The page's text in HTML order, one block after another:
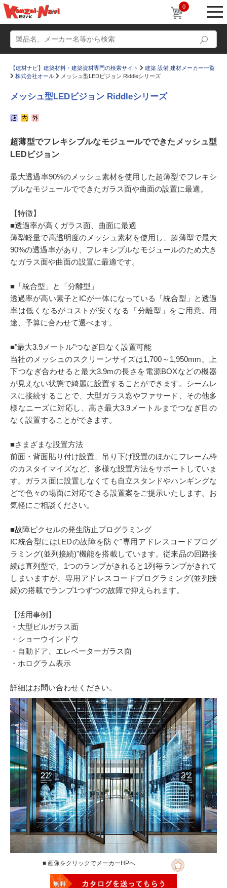
0
かたなび コラム
Q＆A 販売・施工代理店募集
【建材ナビ】建築材料・建築資材専門の検索サイト
建築 設備 建材メーカー一覧
株式会社オール
メッシュ型LEDビジョン Riddleシリーズ
メッシュ型LEDビジョン Riddleシリーズ
超薄型でフレキシブルなモジュールでできたメッシュ型
LEDビジョン
最大透過率90%のメッシュ素材を使用した超薄型でフレキシ
ブルなモジュールでできたガラス面や曲面の設置に最適。
【特徴】
■透過率が高くガラス面、曲面に最適
薄型軽量で高透明度のメッシュ素材を使用し、超薄型で最大
90%の透過率があり、フレキシブルなモジュールのため大き
なガラス面や曲面の設置に最適です。
■「統合型」と「分離型」
透過率が高い素子とICが一体になっている「統合型」と透過
率は低くなるがコストが安くなる「分離型」をご用意。用
途、予算に合わせて選べます。
■"最大3.9メートル"つなぎ目なく設置可能
当社のメッシュのスクリーンサイズは1,700～1,950mm。上
下つなぎ合わせると最大3.9mの長さを電源BOXなどの機器
が見えない状態で綺麗に設置することができます。シームレ
スに接続することで、大型ガラス窓やファサード、その他多
様なニーズに対応し、高さ最大3.9メートルまでつなぎ目の
なく設置することができます。
■さまざまな設置方法
前面・背面貼り付け設置、吊り下げ設置のほかにフレーム枠
のカスタイマイズなど、多様な設置方法をサポートしていま
す。ガラス面に設置しなくても自立スタンドやハンギングな
どで色々の場面に対応できる設置案をご提示いたします。お
気軽にご相談ください。
■故障ピクセルの発生防止プログラミング
IC統合型にはLEDの故障を防ぐ"専用アドレスコードプログ
ラミング(並列接続)"機能を搭載しています。従来品の回路接
続は直列型で、1つのランプがきれると1列毎ランプがきれて
しまいますが、専用アドレスコードプログラミング(並列接
続)の搭載でランプ1つずつの故障で抑えられます。
【活用事例】
・大型ビルガラス面
・ショーウインドウ
・自動ドア、エレベーターガラス面
・ホログラム表示
詳細はお問い合わせください。
■ 画像をクリックでメーカーHPへ